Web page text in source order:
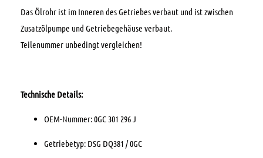
Das Ölrohr ist im Inneren des Getriebes verbaut und ist zwischen
Zusatzölpumpe und Getriebegehäuse verbaut.
Teilenummer unbedingt vergleichen!
Technische Details:
OEM-Nummer: 0GC 301 296 J
Getriebetyp: DSG DQ381 / 0GC